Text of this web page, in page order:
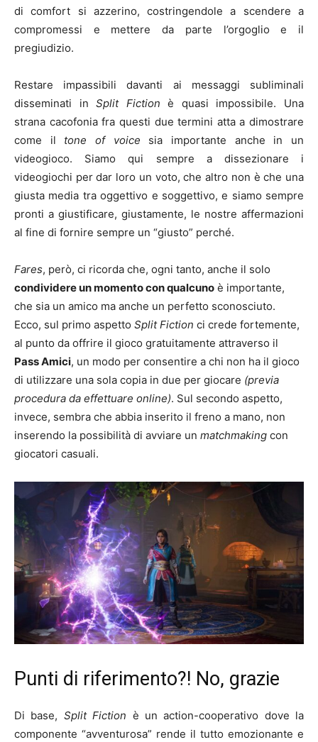
di comfort si azzerino, costringendole a scendere a
compromessi e mettere da parte l’orgoglio e il
pregiudizio.
Restare impassibili davanti ai messaggi subliminali
disseminati inSplit Fiction è quasi impossibile. Una
strana cacofonia fra questi due termini atta a dimostrare
come il tone of voice sia importante anche in un
videogioco. Siamo qui sempre a dissezionare i
videogiochi per dar loro un voto, che altro non è che una
giusta media tra oggettivo e soggettivo, e siamo sempre
pronti a giustificare, giustamente, le nostre affermazioni
al fine di fornire sempre un “giusto” perché.
Fares, però, ci ricorda che, ogni tanto, anche il solo
condividere un momento con qualcuno è importante,
che sia un amico ma anche un perfetto sconosciuto.
Ecco, sul primo aspetto Split Fiction ci crede fortemente,
al punto da offrire il gioco gratuitamente attraverso il
Pass Amici, un modo per consentire a chi non ha il gioco
di utilizzare una sola copia in due per giocare (previa
procedura da effettuare online). Sul secondo aspetto,
invece, sembra che abbia inserito il freno a mano, non
inserendo la possibilità di avviare un matchmaking con
giocatori casuali.
Punti di riferimento?! No, grazie
Di base, Split Fiction è un action-cooperativo dove la
componente “avventurosa” rende il tutto emozionante e